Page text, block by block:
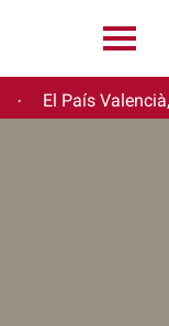
· El País